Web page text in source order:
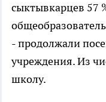
сыктывкарцев 57
- продолжали
учреждения. Из
школу.